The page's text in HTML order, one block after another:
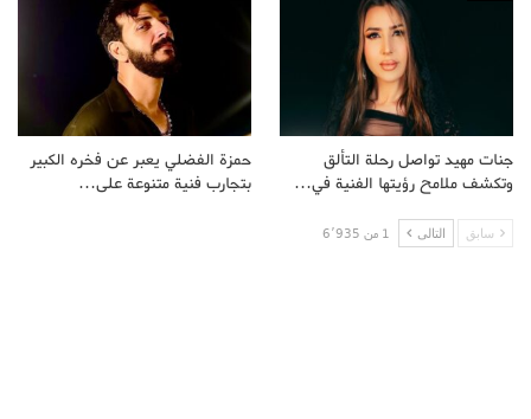
جنات مهيد تواصل رحلة التألق
وتكشف ملامح رؤيتها الفنية في…
حمزة الفضلي يعبر عن فخره الكبير
بتجارب فنية متنوعة على…
سابق التالى 1 من 6٬935